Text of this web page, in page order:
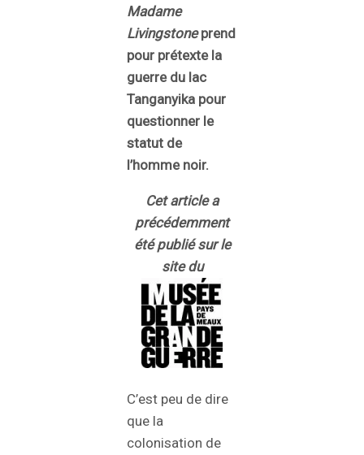
Madame
Livingstoneprend
pour prétexte la
guerre du lac
Tanganyika pour
questionner le
statut de
l’homme noir.
Cet article a
précédemment
été publié sur le
site du
C’est peu de dire
que la
colonisation de